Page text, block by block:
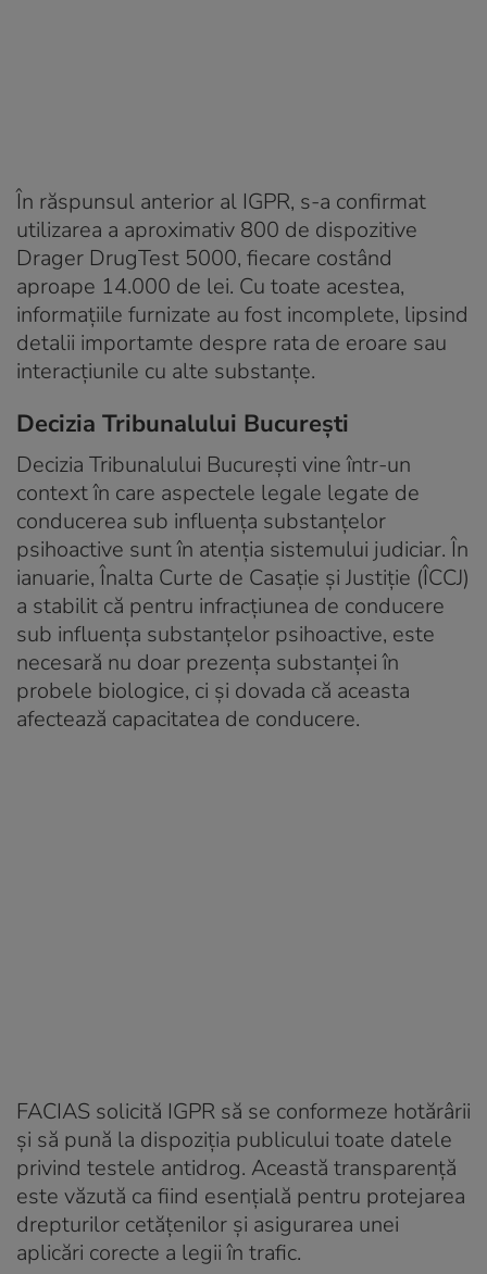
În răspunsul anterior al IGPR, s-a confirmat
utilizarea a aproximativ 800 de dispozitive
Drager DrugTest 5000, fiecare costând
aproape 14.000 de lei. Cu toate acestea,
informațiile furnizate au fost incomplete, lipsind
detalii importamte despre rata de eroare sau
interacțiunile cu alte substanțe.
Decizia Tribunalului București
Decizia Tribunalului București vine într-un
context în care aspectele legale legate de
conducerea sub influența substanțelor
psihoactive sunt în atenția sistemului judiciar. În
ianuarie, Înalta Curte de Casație și Justiție (ÎCCJ)
a stabilit că pentru infracțiunea de conducere
sub influența substanțelor psihoactive, este
necesară nu doar prezența substanței în
probele biologice, ci și dovada că aceasta
afectează capacitatea de conducere.
FACIAS solicită IGPR să se conformeze hotărârii
și să pună la dispoziția publicului toate datele
privind testele antidrog. Această transparență
este văzută ca fiind esențială pentru protejarea
drepturilor cetățenilor și asigurarea unei
aplicări corecte a legii în trafic.